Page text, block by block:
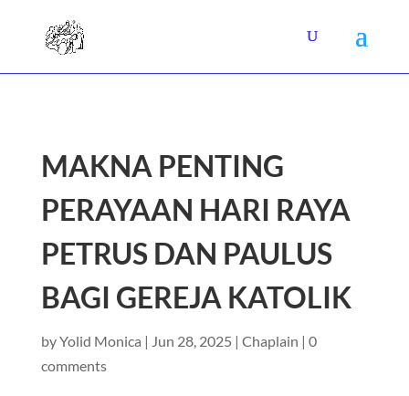
MAKNA PENTING
PERAYAAN HARI RAYA
PETRUS DAN PAULUS
BAGI GEREJA KATOLIK
byYolid Monica | Jun 28, 2025 | Chaplain | 0
comments